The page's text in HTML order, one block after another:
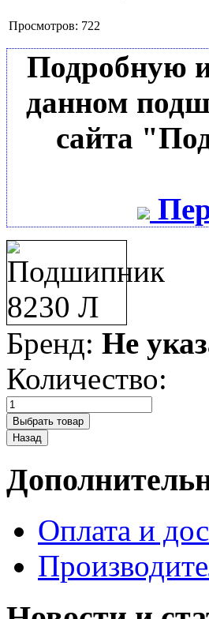
Просмотров: 722
Подробную
данном
сайта
Бренд: Не
Количество:
Оплата и